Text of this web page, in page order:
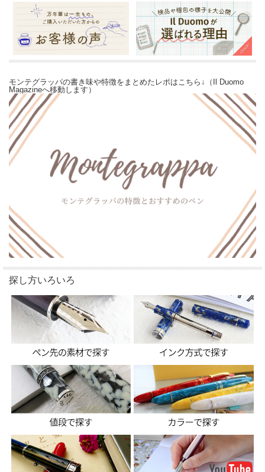
モンテグラッパの書き味や特徴をまとめたレポはこちら↓（Il Duomo
Magazineへ移動します）
探し方いろいろ